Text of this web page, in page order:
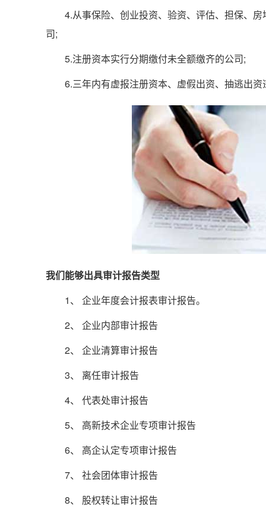
4.从事保险、创业投资、验资、评估、担保、房
司;
5.注册资本实行分期缴付未全额缴齐的公司;
6.三年内有虚报注册资本、虚假出资、抽逃出资
我们能够出具审计报告类型
1、 企业年度会计报表审计报告。
2、 企业内部审计报告
2、 企业清算审计报告
3、 离任审计报告
4、 代表处审计报告
5、 高新技术企业专项审计报告
6、 高企认定专项审计报告
7、 社会团体审计报告
8、 股权转让审计报告